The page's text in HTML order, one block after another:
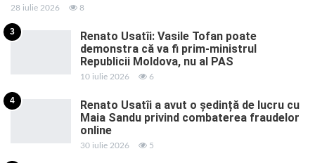
28 iulie 2026 8
3
Renato Usatîi: Vasile Tofan poate
demonstra că va fi prim-ministrul
Republicii Moldova, nu al PAS
10 iulie 2026 6
4
Renato Usatîi a avut o ședință de lucru cu
Maia Sandu privind combaterea fraudelor
online
30 iulie 2026 5